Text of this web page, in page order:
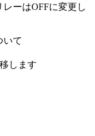
ーはOFFに変更し
いて
します